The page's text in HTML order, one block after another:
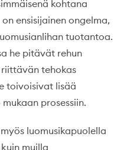
kohtana
ensisijainen ongelma,
tuotantoa.
he pitävät rehun
tehokas
toivoisivat lisää
prosessiin.
luomusikapuolella
muilla